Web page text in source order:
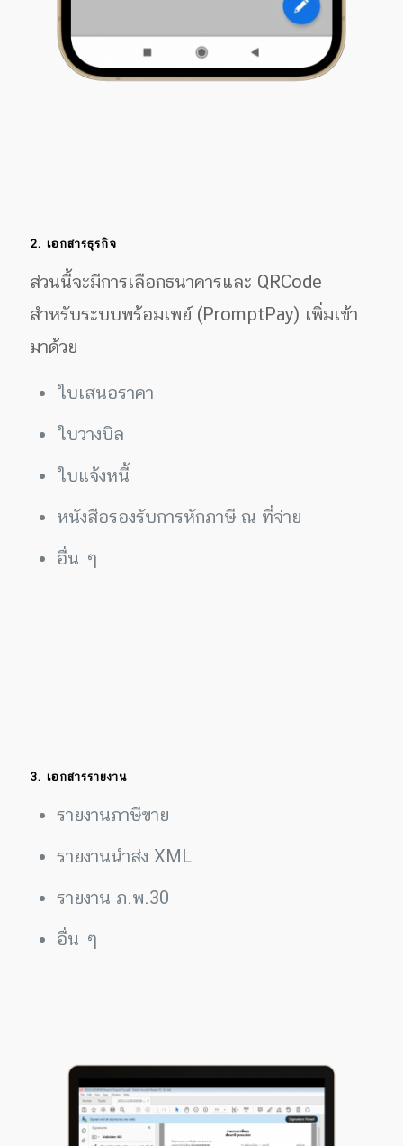
2. เอกสารธุรกิจ
ส่วนนี้จะมีการเลือกธนาคารและ QRCode
สำหรับระบบพร้อมเพย์ (PromptPay) เพิ่มเข้า
มาด้วย
ใบเสนอราคา
ใบวางบิล
ใบแจ้งหนี้
หนังสือรองรับการหักภาษี ณ ที่จ่าย
อื่น ๆ
3. เอกสารรายงาน
รายงานภาษีขาย
รายงานนำส่ง XML
รายงาน ภ.พ.30
อื่น ๆ